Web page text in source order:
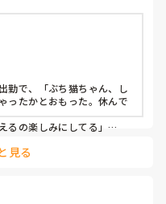
いてよかった」と感じた
ださい。
勤で、「ぶち猫ちゃん、し
ったかとおもった。休んで
るの楽しみにしてる」
見る